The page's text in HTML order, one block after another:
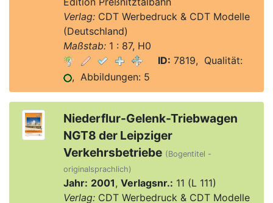
Verlag:CDT Werbedruck & CDT Modelle
(Deutschland)
Maßstab:1 : 87, H0
ID: 7819, Qualität:
, Abbildungen: 5
Niederflur-Gelenk-Triebwagen
NGT8 der Leipziger
Verkehrsbetriebe (Bogentitel -
originalsprachlich)
Jahr: 2001, Verlagsnr.: 11 (L 111)
Verlag:CDT Werbedruck & CDT Modelle